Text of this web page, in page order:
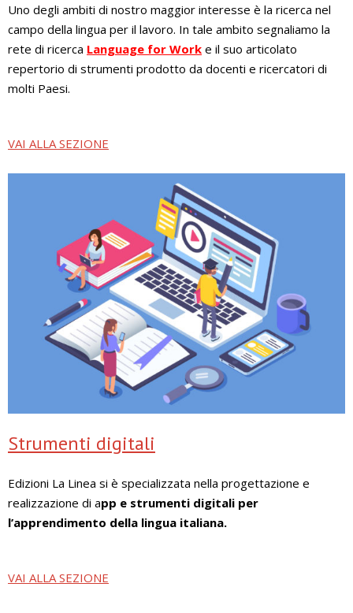
Uno degli ambiti di nostro maggior interesse è la ricerca nel
campo della lingua per il lavoro. In tale ambito segnaliamo la
rete di ricerca Language for Work e il suo articolato
repertorio di strumenti prodotto da docenti e ricercatori di
molti Paesi.
VAI ALLA SEZIONE
Strumenti digitali
Edizioni La Linea si è specializzata nella progettazione e
realizzazione di app e strumenti digitali per
l’apprendimento della lingua italiana.
VAI ALLA SEZIONE